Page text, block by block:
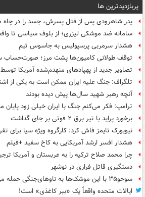
پربازدیدترین ها
پدر شاهرودی پس از قتل پسرش، جسد را در چاه
سامانه ضد موشکی لیزری؛ از بلوف سیاسی تا
هشدار سرمربی پرسپولیس به جاسوس تیم
توقف طولانی کامیون‌ها پشت مرز؛ صورت‌حساب
تصاویر جدید از پهپادهای منهدم‌شده آمریکا
تلگراف: جنگ علیه ایران ممکن است به یکی از
آنچه رهبر شهید سال‌ها پیش دیده بودند
ترامپ: فکر می‌کنم جنگ با ایران خیلی زود پایان
برخورد پراید با تیر برق ۲ فوتی بر جای گذاشت
نیویورک تایمز فاش کرد: کارگروه ویژه سیا برای
هشدار افسر ارشد آمریکایی به کاخ سفید +فیلم
چرا محمد صلاح ترکیه را به عربستان و آمریکا
دستگیری قاتل فراری در نوشهر
سوخو۳۵ با این موشک‌ها به ناوهای‌جنگی حمله می‌کند
ایالات متحده واقعاً یک «ببر کاغذی» است!